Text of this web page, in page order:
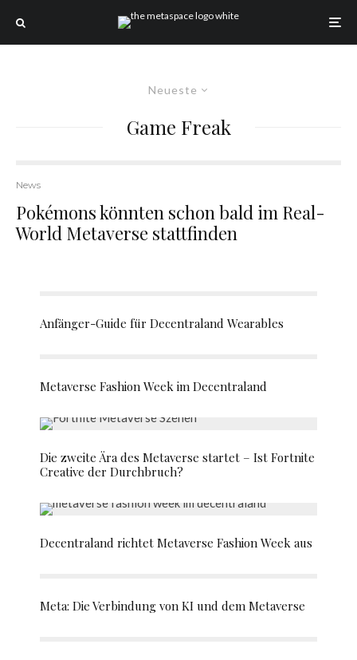
Neueste
Game Freak
News
Pokémons könnten schon bald im Real-
World Metaverse stattfinden
Anfänger-Guide für Decentraland Wearables
Metaverse Fashion Week im Decentraland
Die zweite Ära des Metaverse startet – Ist Fortnite
Creative der Durchbruch?
Decentraland richtet Metaverse Fashion Week aus
Meta: Die Verbindung von KI und dem Metaverse